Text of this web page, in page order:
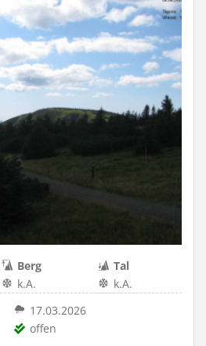
Berg
Tal
k.A.
k.A.
17.03.2026
offen